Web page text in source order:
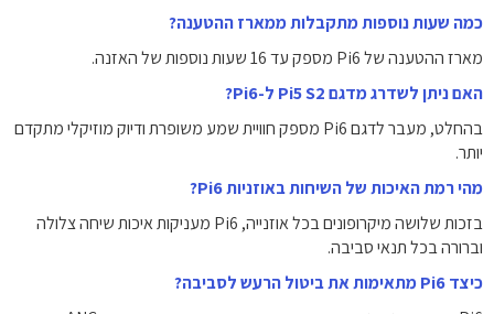
כמה שעות נוספות מתקבלות ממארז ההטענה?
מארז ההטענה של Pi6 מספק עד 16 שעות נוספות של האזנה.
האם ניתן לשדרג מדגם Pi5 S2 ל-Pi6?
בהחלט, מעבר לדגם Pi6 מספק חוויית שמע משופרת ודיוק מוזיקלי מתקדם
יותר.
מהי רמת האיכות של השיחות באוזניות Pi6?
בזכות שלושה מיקרופונים בכל אוזנייה, Pi6 מעניקות איכות שיחה צלולה
וברורה בכל תנאי סביבה.
כיצד Pi6 מתאימות את ביטול הרעש לסביבה?